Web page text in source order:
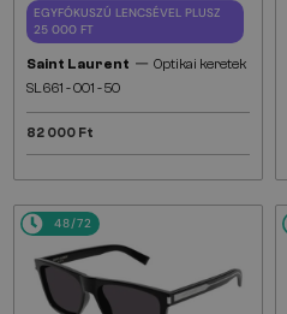
EGYFÓKUSZÚ LENCSÉVEL PLUSZ
25 000 FT
Saint Laurent — Optikai keretek
SL661 - 001 - 50
82 000 Ft
48/72